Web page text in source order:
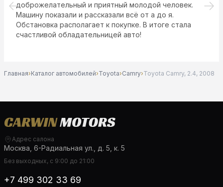
разных классов под каждого человека , от автоваза
до премиум немецкого класса, отдельное спасибо
менеджеру Николаю, понравилась его консультация ,
выбрали совместно авто и успешно на нем уехали с
Главная›Каталог автомобилей›Toyota›Camry›Toyota Camry, 2.4, 2008
Адрес салона
Москва, 6-Радиальная ул., д. 5, к. 5
Без выходных, с 9:00 до 21:00
+7 499 302 33 69